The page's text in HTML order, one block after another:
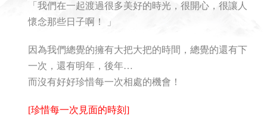
「我們在一起渡過很多美好的時光，很開心，很讓人
懷念那些日子啊！ 」
因為我們總覺的擁有大把大把的時間，總覺的還有下
一次，還有明年，後年…
而沒有好好珍惜每一次相處的機會！
[珍惜每一次見面的時刻]